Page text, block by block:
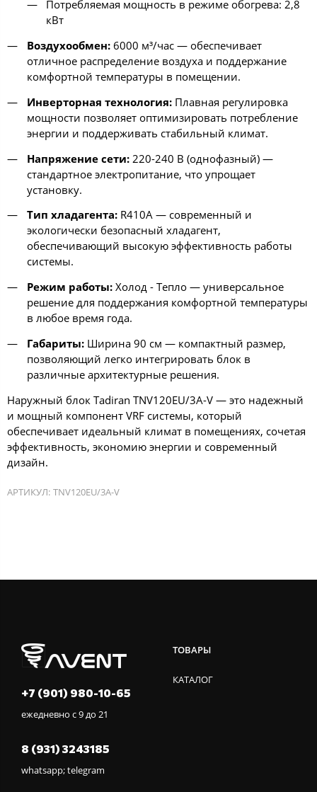
Потребляемая мощность в режиме обогрева: 2,8
кВт
Воздухообмен:6000 м³/час — обеспечивает
отличное распределение воздуха и поддержание
комфортной температуры в помещении.
Инверторная технология:Плавная регулировка
мощности позволяет оптимизировать потребление
энергии и поддерживать стабильный климат.
Напряжение сети:220-240 В (однофазный) —
стандартное электропитание, что упрощает
установку.
Тип хладагента:R410A — современный и
экологически безопасный хладагент,
обеспечивающий высокую эффективность работы
системы.
Режим работы:Холод - Тепло — универсальное
решение для поддержания комфортной температуры
в любое время года.
Габариты:Ширина 90 см — компактный размер,
позволяющий легко интегрировать блок в
различные архитектурные решения.
Наружный блок Tadiran TNV120EU/3A-V — это надежный
и мощный компонент VRF системы, который
обеспечивает идеальный климат в помещениях, сочетая
эффективность, экономию энергии и современный
дизайн.
АРТИКУЛ: TNV120EU/3A-V
+7 (901) 980-10-65
ежедневно с 9 до 21
8 (931) 3243185
whatsapp; telegram
ТОВАРЫ
КАТАЛОГ